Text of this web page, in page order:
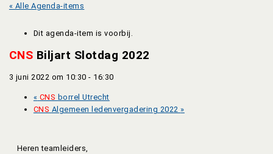
« Alle Agenda-items
Dit agenda-item is voorbij.
CNS Biljart Slotdag 2022
3 juni 2022 om 10:30 - 16:30
« CNS borrel Utrecht
CNS Algemeen ledenvergadering 2022»
Heren teamleiders,